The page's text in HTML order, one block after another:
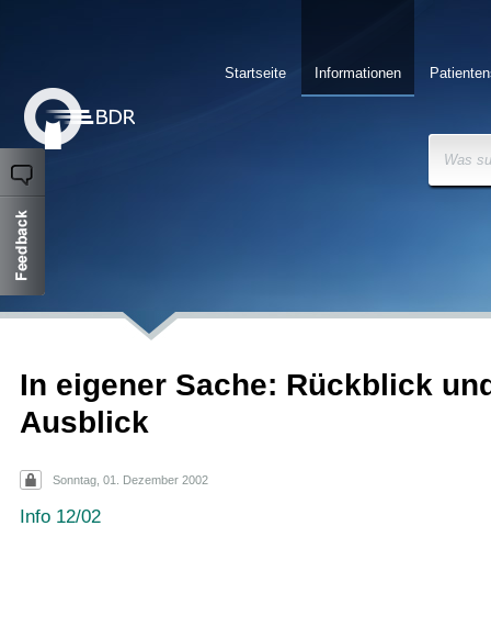
Informationen
Startseite
Was
In eigener Sache: Rückblick
Ausblick
Sonntag, 01. Dezember 2002
Info 12/02